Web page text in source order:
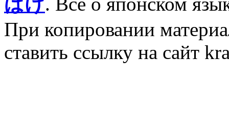
При копировании
ставить ссылку на сайт